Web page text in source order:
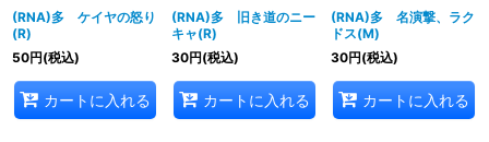
(RNA)多 ケイヤの怒り
(R)
50円(税込)
カートに入れる
(RNA)多 旧き道のニー
キャ(R)
30円(税込)
カートに入れる
(RNA)多 名演撃、ラク
ドス(M)
30円(税込)
カートに入れる